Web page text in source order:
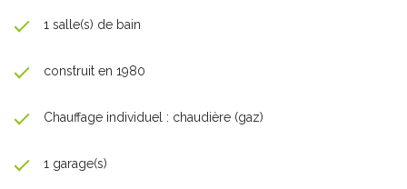
1 salle(s) de bain
construit en 1980
Chauffage individuel : chaudière (gaz)
1 garage(s)